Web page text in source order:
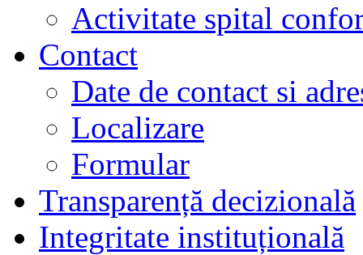
Activitate spital
Contact
Date de contact si
Localizare
Formular
Transparență decizională
Integritate instituțională